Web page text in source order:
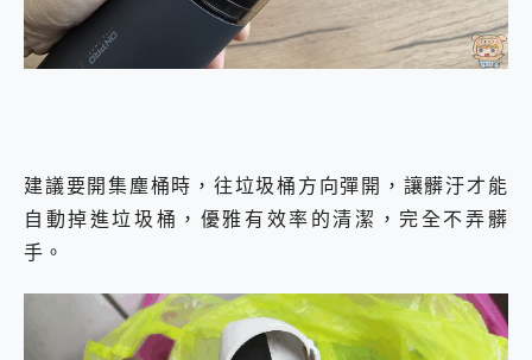
建議要開集塵桶時，往垃圾桶方向彈開，讓髒汙才能
自動掉進垃圾桶，優雅有效率的清潔，完全不弄髒
手。